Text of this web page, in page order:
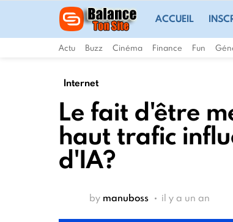
ACCUEIL
Actu Buzz Cinéma Finance Fun
Internet
Le fait d'être
haut trafic
d'IA?
by manuboss il y a un an